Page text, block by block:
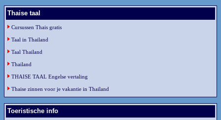
Thaise taal
Cursussen Thais gratis
Taal in Thailand
Taal Thailand
Thailand
THAISE TAAL Engelse vertaling
Thaise zinnen voor je vakantie in Thailand
Toeristische info